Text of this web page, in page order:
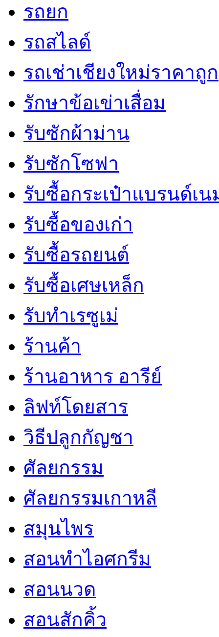
รถยก
รถสไลด์
รถเช่าเชียงใหม่ราคาถูก
รักษาข้อเข่าเสื่อม
รับซักผ้าม่าน
รับซักโซฟา
รับซื้อกระเป๋าแบรนด์เน
รับซื้อของเก่า
รับซื้อรถยนต์
รับซื้อเศษเหล็ก
รับทำเรซูเม่
ร้านค้า
ร้านอาหาร อารีย์
ลิฟท์โดยสาร
วิธีปลูกกัญชา
ศัลยกรรม
ศัลยกรรมเกาหลี
สมุนไพร
สอนทำไอศกรีม
สอนนวด
สอนสักคิ้ว